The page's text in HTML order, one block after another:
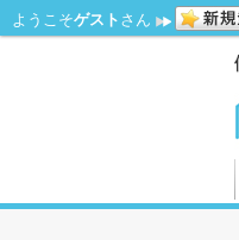
ようこそゲスト さん